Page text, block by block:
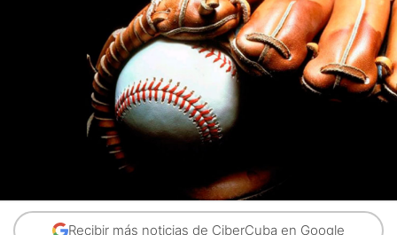
Recibir más noticias de CiberCuba en Google